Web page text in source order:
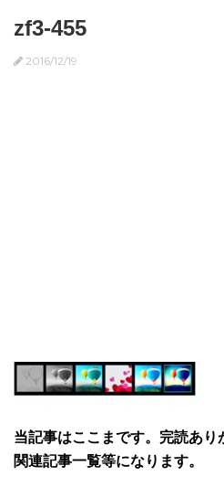
zf3-455
2016/12/19
当記事はここまです。完読あり
関連記事一覧等になります。